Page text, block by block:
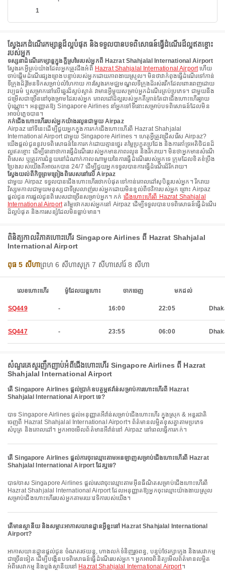
1
ស្វែងរកដំណើរកម្សាន្តដ៏ល្អបំផុត និងទទួលបានបទពិសោធន៍ធ្វើដំណើរដ៏ល្អឥតខ្ចោះ
របស់អ្នក
ទស្សនាដំណើរកម្សាន្តក្នុងក្តីស្រមៃរបស់អ្នកពី Hazrat Shahjalal International Airport
ស្វែងរកអ្វីគ្រប់យ៉ាងដែលអ្នកត្រូវដឹងអំពី Hazrat Shahjalal International Airportហើយ
ចាប់ផ្តើមដំណើរផ្សងព្រេងបន្ទាប់របស់អ្នកដោយភាពងាយស្រួល។ មិនថាវាកំពុងធ្វើដំណើរទៅកាន់
ទីក្រុងដ៏រ៉ូមែនទិកសម្រាប់លំហែកាយ ការស្វែងរកមជ្ឈមណ្ឌលទីក្រុងដ៏រស់រវើកដែលពោរពេញដោយ
វប្បធម៌ ឬសម្រាកនៅលើឆ្នេរដ៏ស្ងប់ស្ងាត់ វាមានអ្វីមួយសម្រាប់អ្នកដំណើរគ្រប់ប្រភេទ។ ជាមួយនឹង
ជម្រើសជាច្រើននៅចុងម្រាមដៃរបស់អ្នក គោលដៅដ៏ល្អរបស់អ្នកគឺគ្រាន់តែជាជើងហោះហើរឆ្ងាយ
ប៉ុណ្ណោះ។ អនុញ្ញាតឱ្យ Singapore Airlines នាំអ្នកទៅទីនោះសម្រាប់បទពិសោធន៍ដែលមិន
អាចបំភ្លេចបាន។
កក់ជើងហោះហើររបស់អ្នកយ៉ាងរលូនជាមួយ Airpaz
Airpaz នៅទីនេះដើម្បីជួយអ្នកក្នុងការកក់ជើងហោះហើរពី Hazrat Shahjalal
International Airport ជាមួយ Singapore Airlines ។ ហេតុអ្វីត្រូវជ្រើសរើស Airpaz?
យើងផ្តល់ជូននូវបទពិសោធន៍នៃការកក់ដោយគ្មានថ្នេរ តម្លៃប្រកួតប្រជែង និងការគាំទ្រអតិថិជនដ៏
ល្អឥតខ្ចោះ ដើម្បីធានាថាការធ្វើដំណើររបស់អ្នកមានភាពរលូន និងរីករាយ។ មិនថាអ្នកមានសំណើ
ពិសេស ឬត្រូវការជំនួយនៅដំណាក់កាលណាមួយនៃការធ្វើដំណើររបស់អ្នកទេ ក្រុមដែលខិតខំប្រឹង
ប្រែងរបស់យើងគឺអាចរកបាន 24/7 ដើម្បីជួយអ្នកទទួលបានការធ្វើដំណើរដ៏រីករាយ។
ស្វែងយល់ពីកិច្ចព្រមព្រៀងពិសេសនៅលើ Airpaz
ជាមួយ Airpaz ទទួលបានជើងហោះហើរថោកបំផុតទៅកាន់គោលដៅសុបិន្តរបស់អ្នក។ រីករាយ
វិស្សមកាលជាមួយមនុស្សជាទីស្រលាញ់របស់អ្នកដោយមិនខ្វល់ពីថវិការបស់អ្នក ព្រោះ Airpaz
ផ្តល់ជូនការផ្តល់ជូនពិសេសជាច្រើនសម្រាប់អ្នក។ កក់ ជើងហោះហើរពី Hazrat Shahjalal
International Airportតម្លៃថោករបស់អ្នកនៅ Airpaz ដើម្បីទទួលបានបទពិសោធន៍ធ្វើដំណើរ
ដ៏ល្អបំផុត និងការសន្សំដែលមិនធ្លាប់មាន។
ពិនិត្យកាលវិភាគហោះហើរ Singapore Airlines ពី Hazrat Shahjalal
International Airport
ពុធ 5 សីហាព្រហ 6 សីហាសុក្រ 7 សីហាសៅរ៍ 8 សីហា
លេខហោះហើរ ម៉ូដែលយន្តហោះ ចាកចេញ មកដល់
SQ449 - 16:00 22:05
SQ447 - 23:55 06:00
សំណួរគេសួរញឹកញាប់អំពីជើងហោះហើរ Singapore Airlines ពី Hazrat
Shahjalal International Airport
តើ Singapore Airlines ផ្តល់ប្រាក់ឧបត្ថម្ភឥវ៉ាន់សម្រាប់ការហោះហើរពី Hazrat
Shahjalal International Airport ទេ?
បាទ Singapore Airlines ផ្តល់អនុញ្ញាតអីវ៉ាន់សម្រាប់ជើងហោះហើរ ក្នុងស្រុក & អន្តរជាតិ
ចេញពី Hazrat Shahjalal International Airport។ ព័ត៌មានលម្អិតខុសគ្នាតាមប្រភេទ
សំបុត្រ និងគោលដៅ។ អ្នកអាចមើលព័ត៌មានអីវ៉ាន់នៅ Airpaz នៅពេលធ្វើការកក់។
តើ Singapore Airlines ផ្តល់ការចុះឈ្មោះតាមអនឡាញសម្រាប់ជើងហោះហើរពី Hazrat
Shahjalal International Airport ដែរឬទេ?
បាទ/ចាស Singapore Airlines ផ្តល់សេវាចុះឈ្មោះតាមអ៊ីនធឺណិតសម្រាប់ជើងហោះហើរពី
Hazrat Shahjalal International Airport ដែលអនុញ្ញាតឱ្យអ្នកចុះឈ្មោះយ៉ាងងាយស្រួល
សម្រាប់ជើងហោះហើររបស់អ្នកតាមរយៈវេទិការបស់យើង។
តើមានស្ថានីយ និងសម្ភារៈអាកាសយានដ្ឋានអ្វីខ្លះនៅ Hazrat Shahjalal International
Airport?
អាកាសយានដ្ឋានផ្តល់ជូន ចំណតរថយន្ត, ហាងលក់ទំនិញរួចពន្ធ, បន្ទប់ថែរក្សាក្មេង និងសេវាកម្ម
ជាច្រើនទៀត ដើម្បីបង្កើនបទពិសោធន៍ធ្វើដំណើររបស់អ្នក។ អ្នកអាចពិនិត្យមើលព័ត៌មានលម្អិត
អំពីសេវាកម្ម និងប្លង់ស្ថានីយនៅ Hazrat Shahjalal International Airport។